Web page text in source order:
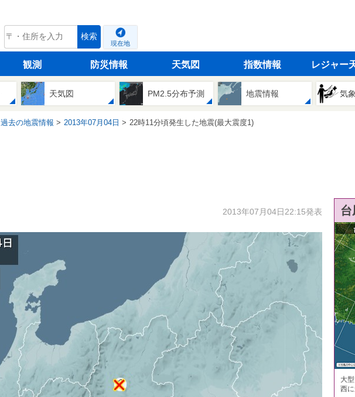
tenki.jp 検索
現在地
観測 防災情報 天気図 指数情報 レジャー
天気図 PM2.5分布予測 地震情報 気
過去の地震情報 2013年07月04日 22時11分頃発生した地震(最大震度1)
2013年07月04日22:15発表
大
西